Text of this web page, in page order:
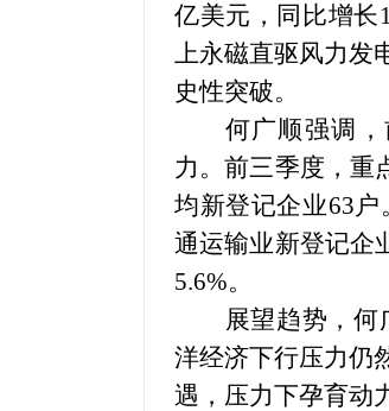
亿美元，同比增长
上永磁直驱风力发
史性突破。
何广顺强调
力。前三季度，重
均新登记企业63户
通运输业新登记企
5.6%。
展望趋势，
洋经济下行压力仍
遇，压力下孕育动